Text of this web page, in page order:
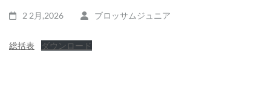
2 2月,2026 ブロッサムジュニア
総括表 ダウンロード